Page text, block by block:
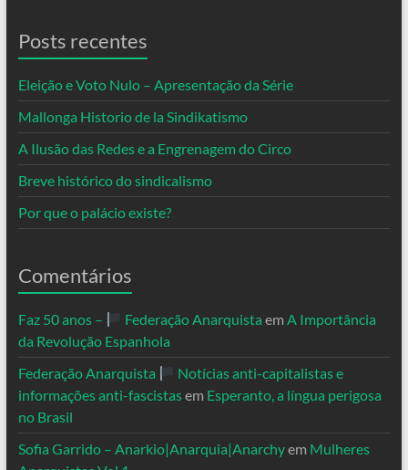
Posts recentes
Eleição e Voto Nulo – Apresentação da Série
Mallonga Historio de la Sindikatismo
A Ilusão das Redes e a Engrenagem do Circo
Breve histórico do sindicalismo
Por que o palácio existe?
Comentários
Faz 50 anos – Federação Anarquista em A Importância
da Revolução Espanhola
Federação Anarquista
Notícias anti-capitalistas e
informações anti-fascistasem Esperanto, a língua perigosa
no Brasil
Sofia Garrido – Anarkio|Anarquia|Anarchyem Mulheres